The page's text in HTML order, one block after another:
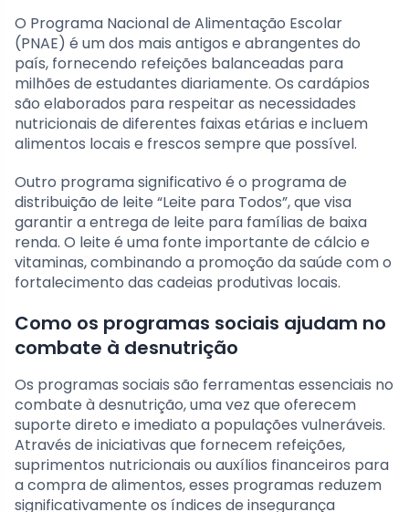
O Programa Nacional de Alimentação Escolar
(PNAE) é um dos mais antigos e abrangentes do
país, fornecendo refeições balanceadas para
milhões de estudantes diariamente. Os cardápios
são elaborados para respeitar as necessidades
nutricionais de diferentes faixas etárias e incluem
alimentos locais e frescos sempre que possível.
Outro programa significativo é o programa de
distribuição de leite “Leite para Todos”, que visa
garantir a entrega de leite para famílias de baixa
renda. O leite é uma fonte importante de cálcio e
vitaminas, combinando a promoção da saúde com o
fortalecimento das cadeias produtivas locais.
Como os programas sociais ajudam no
combate à desnutrição
Os programas sociais são ferramentas essenciais no
combate à desnutrição, uma vez que oferecem
suporte direto e imediato a populações vulneráveis.
Através de iniciativas que fornecem refeições,
suprimentos nutricionais ou auxílios financeiros para
a compra de alimentos, esses programas reduzem
significativamente os índices de insegurança